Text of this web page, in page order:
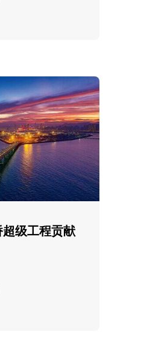
级工程贡献